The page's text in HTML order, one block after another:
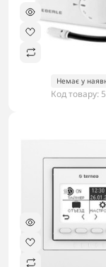
Немає у
Код товару: